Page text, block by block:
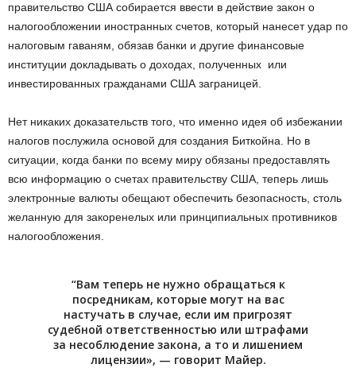
правительство США собирается ввести в действие закон о
налогообложении иностранных счетов, который нанесет удар по
налоговым гаваням, обязав банки и другие финансовые
институции докладывать о доходах, полученных или
инвестированных гражданами США заграницей.
Нет никаких доказательств того, что именно идея об избежании
налогов послужила основой для создания Биткойна. Но в
ситуации, когда банки по всему миру обязаны предоставлять
всю информацию о счетах правительству США, теперь лишь
электронные валюты обещают обеспечить безопасность, столь
желанную для закоренелых или принципиальных противников
налогообложения.
“Вам теперь не нужно обращаться к
посредникам, которые могут на вас
настучать в случае, если им пригрозят
судебной ответственностью или штрафами
за несоблюдение закона, а то и лишением
лицензии», — говорит Майер.